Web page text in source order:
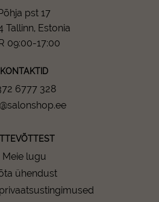
pst 17
Tallinn, Estonia
09:00-17:00
KONTAKTID
6777 328
Meie lugu
ühendust